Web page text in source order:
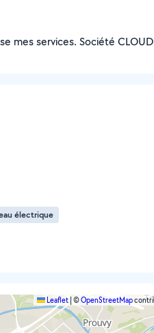
mes services. Société CLOUD
électrique
Leaflet |©OpenStreetMap